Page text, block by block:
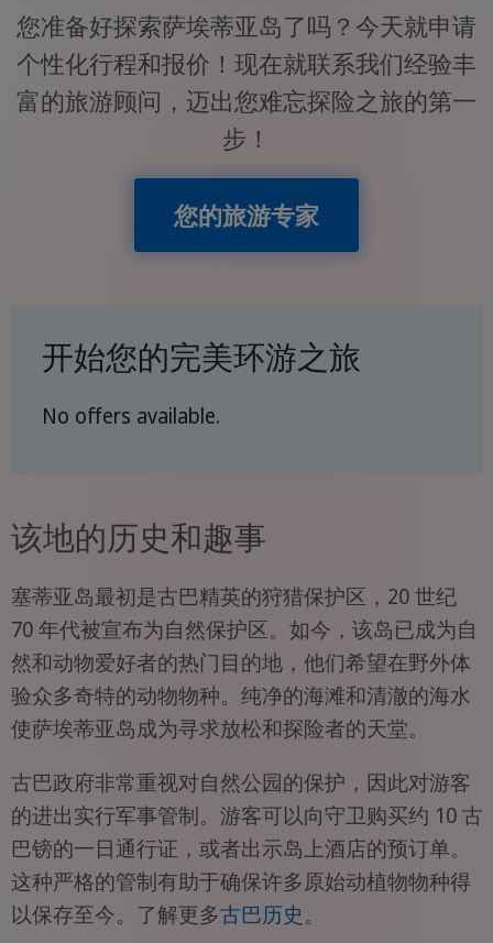
您准备好探索萨埃蒂亚岛了吗？今天就申请
个性化行程和报价！现在就联系我们经验丰
富的旅游顾问，迈出您难忘探险之旅的第一
步！
您的旅游专家
开始您的完美环游之旅
No offers available.
该地的历史和趣事
塞蒂亚岛最初是古巴精英的狩猎保护区，20 世纪
70 年代被宣布为自然保护区。如今，该岛已成为自
然和动物爱好者的热门目的地，他们希望在野外体
验众多奇特的动物物种。纯净的海滩和清澈的海水
使萨埃蒂亚岛成为寻求放松和探险者的天堂。
古巴政府非常重视对自然公园的保护，因此对游客
的进出实行军事管制。游客可以向守卫购买约 10 古
巴镑的一日通行证，或者出示岛上酒店的预订单。
这种严格的管制有助于确保许多原始动植物物种得
以保存至今。了解更多古巴历史。